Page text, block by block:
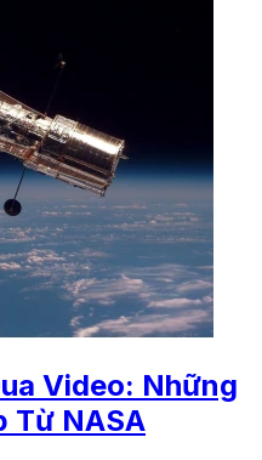
Video: Những
Từ NASA